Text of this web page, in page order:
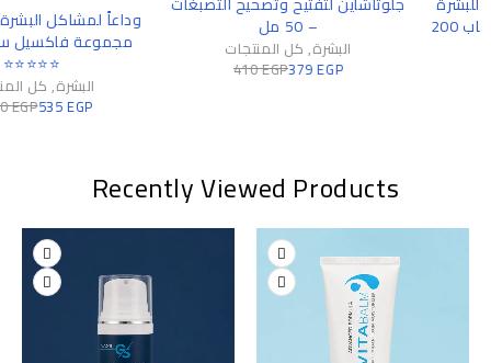
كل المنتجات
410
وداعاً لمشاكل البشرة الدهنية مع
مجموعة فاكسيل سيبوفيكس
كل المنتجات
1,100
Recently Viewed Products